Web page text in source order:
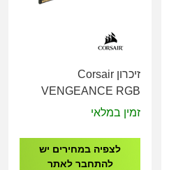
זיכרון Corsair
VENGEANCE RGB
32GB 2x16GB DDR5
CMH32GX5M2E6000Z36W
זמין במלאי
לצפיה במחירים יש
להתחבר לאתר